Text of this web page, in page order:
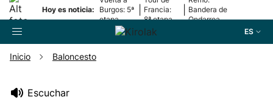
Hoy es noticia:
Burgos: 5ª
etapa
Francia:
8ª etapa
Bandera de
Ondarroa
ES
Inicio Baloncesto
Escuchar